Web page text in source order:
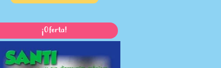
¡Oferta!El
precio
original
El
precio
actual
producto
tiene